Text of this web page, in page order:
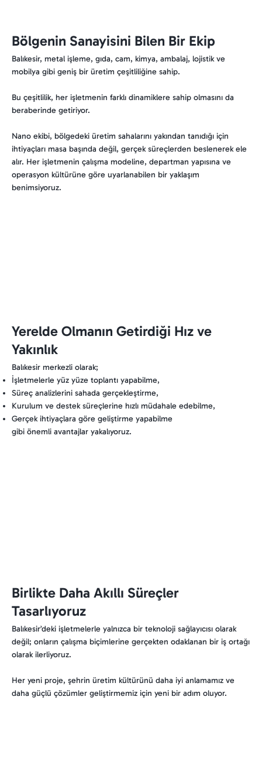
Bölgenin Sanayisini Bilen Bir Ekip
Balıkesir, metal işleme, gıda, cam, kimya, ambalaj, lojistik ve
mobilya gibi geniş bir üretim çeşitliliğine sahip.
Bu çeşitlilik, her işletmenin farklı dinamiklere sahip olmasını da
beraberinde getiriyor.
Nano ekibi, bölgedeki üretim sahalarını yakından tanıdığı için
ihtiyaçları masa başında değil, gerçek süreçlerden beslenerek ele
alır. Her işletmenin çalışma modeline, departman yapısına ve
operasyon kültürüne göre uyarlanabilen bir yaklaşım
benimsiyoruz.
Yerelde Olmanın Getirdiği Hız ve
Yakınlık
Balıkesir merkezli olarak;
İşletmelerle yüz yüze toplantı yapabilme,
Süreç analizlerini sahada gerçekleştirme,
Kurulum ve destek süreçlerine hızlı müdahale edebilme,
Gerçek ihtiyaçlara göre geliştirme yapabilme
gibi önemli avantajlar yakalıyoruz.
Birlikte Daha Akıllı Süreçler
Tasarlıyoruz
Balıkesir’deki işletmelerle yalnızca bir teknoloji sağlayıcısı olarak
değil; onların çalışma biçimlerine gerçekten odaklanan bir iş ortağı
olarak ilerliyoruz.
Her yeni proje, şehrin üretim kültürünü daha iyi anlamamız ve
daha güçlü çözümler geliştirmemiz için yeni bir adım oluyor.